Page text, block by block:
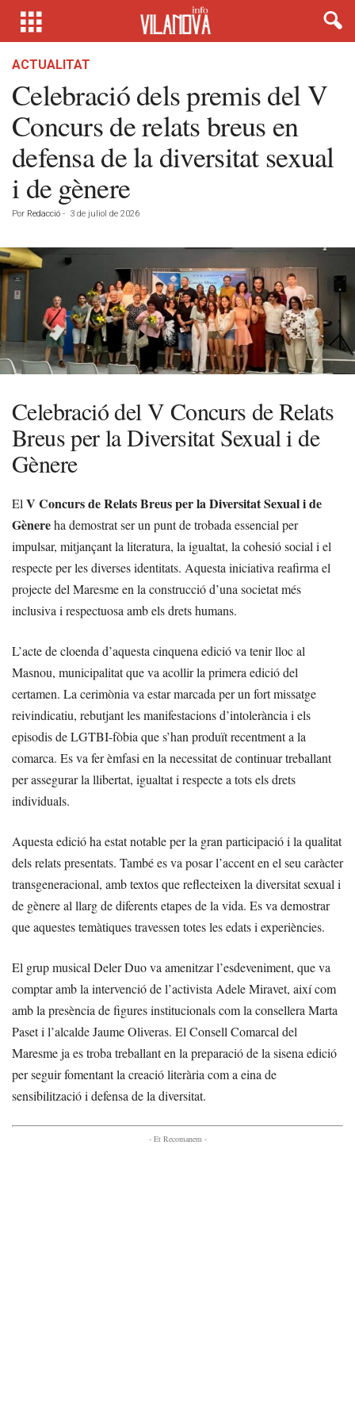
ACTUALITAT
Celebració dels premis del V
Concurs de relats breus en
defensa de la diversitat sexual
i de gènere
Por Redacció - 3 de juliol de 2026
Celebració del V Concurs de Relats
Breus per la Diversitat Sexual i de
Gènere
ElV Concurs de Relats Breus per la Diversitat Sexual i de
Gènereha demostrat ser un punt de trobada essencial per
impulsar, mitjançant la literatura, la igualtat, la cohesió social i el
respecte per les diverses identitats. Aquesta iniciativa reafirma el
projecte del Maresme en la construcció d’una societat més
inclusiva i respectuosa amb els drets humans.
L’acte de cloenda d’aquesta cinquena edició va tenir lloc al
Masnou, municipalitat que va acollir la primera edició del
certamen. La cerimònia va estar marcada per un fort missatge
reivindicatiu, rebutjant les manifestacions d’intolerància i els
episodis de LGTBI-fòbia que s’han produït recentment a la
comarca. Es va fer èmfasi en la necessitat de continuar treballant
per assegurar la llibertat, igualtat i respecte a tots els drets
individuals.
Aquesta edició ha estat notable per la gran participació i la qualitat
dels relats presentats. També es va posar l’accent en el seu caràcter
transgeneracional, amb textos que reflecteixen la diversitat sexual i
de gènere al llarg de diferents etapes de la vida. Es va demostrar
que aquestes temàtiques travessen totes les edats i experiències.
El grup musical Deler Duo va amenitzar l’esdeveniment, que va
comptar amb la intervenció de l’activista Adele Miravet, així com
amb la presència de figures institucionals com la consellera Marta
Paset i l’alcalde Jaume Oliveras. El Consell Comarcal del
Maresme ja es troba treballant en la preparació de la sisena edició
per seguir fomentant la creació literària com a eina de
sensibilització i defensa de la diversitat.
- Et Recomanem -